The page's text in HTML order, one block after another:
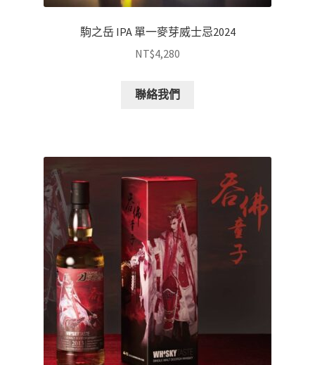
駒之岳 IPA 單一麥芽威士忌2024
NT$4,280
聯絡我們